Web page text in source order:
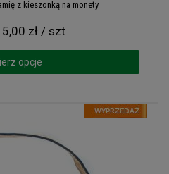
z kieszonką na monety
zł / szt
opcje